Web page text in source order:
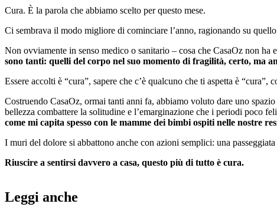
Cura. È la parola che abbiamo scelto per questo mese.
Ci sembrava il modo migliore di cominciare l’anno, ragionando su quello
Non ovviamente in senso medico o sanitario – cosa che CasaOz non
sono tanti: quelli del corpo nel suo momento di fragilità, certo, ma
Essere accolti è “cura”, sapere che c’è qualcuno che ti aspetta è
Costruendo CasaOz, ormai tanti anni fa, abbiamo voluto dare uno
bellezza combattere la solitudine e l’emarginazione che i periodi poco
come mi capita spesso con le mamme dei bimbi ospiti nelle nostre
I muri del dolore si abbattono anche con azioni semplici: una
Riuscire a sentirsi davvero a casa, questo più di tutto è cura.
Leggi anche